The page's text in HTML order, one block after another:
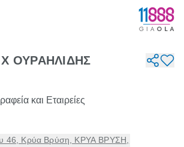
ΟΥΡΑΗΛΙΔΗΣ
και Εταιρείες
46, Κρύα Βρύση, ΚΡΥΑ ΒΡΥΣΗ,